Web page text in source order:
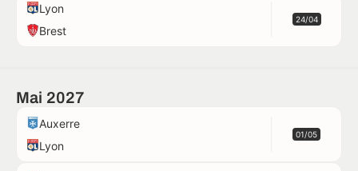
Lyon
Brest
24/04
Mai 2027
Auxerre
Lyon
01/05